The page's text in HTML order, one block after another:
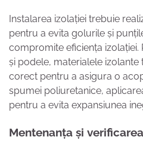
Instalarea izolației trebuie
pentru a evita golurile și
compromite eficiența
și podele, materialele izolante
corect pentru a asigura o
spumei poliuretanice,
pentru a evita expansiunea
Mentenanța și